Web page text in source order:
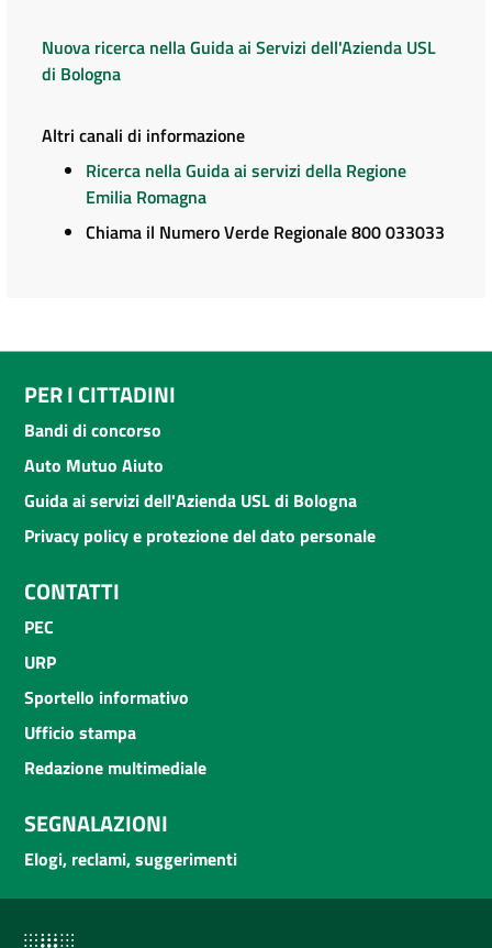
Nuova ricerca nella Guida ai Servizi dell'Azienda USL
di Bologna
Altri canali di informazione
Ricerca nella Guida ai servizi della Regione
Emilia Romagna
Chiama il Numero Verde Regionale 800 033033
PER I CITTADINI
Bandi di concorso
Auto Mutuo Aiuto
Guida ai servizi dell'Azienda USL di Bologna
Privacy policy e protezione del dato personale
CONTATTI
PEC
URP
Sportello informativo
Ufficio stampa
Redazione multimediale
SEGNALAZIONI
Elogi, reclami, suggerimenti